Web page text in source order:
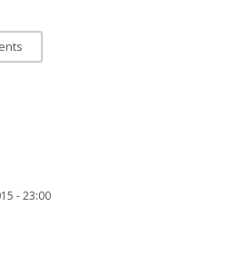
- 23:00